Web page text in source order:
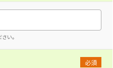
い。
必須